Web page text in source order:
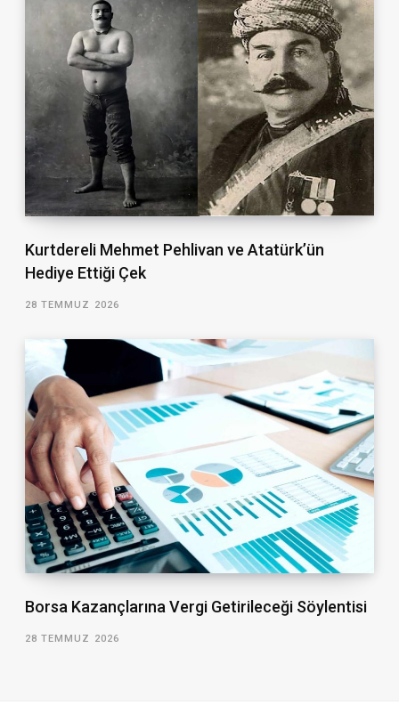
Kurtdereli Mehmet Pehlivan ve Atatürk’ün
Hediye Ettiği Çek
28 TEMMUZ 2026
Borsa Kazançlarına Vergi Getirileceği Söylentisi
28 TEMMUZ 2026